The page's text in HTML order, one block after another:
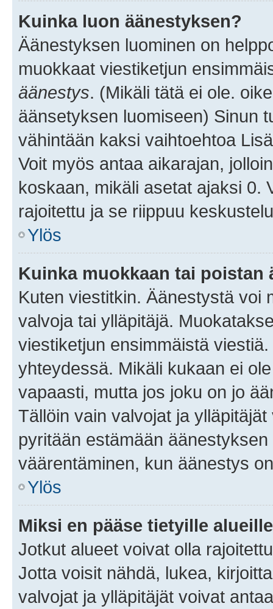
Kuinka luon äänestyksen?
Äänestyksen luominen on
muokkaat viestiketjun
äänestys. (Mikäli tätä ei ole.
äänsetyksen luomiseen) Sinun
vähintään kaksi vaihtoehtoa
Voit myös antaa aikarajan,
koskaan, mikäli asetat ajaksi 0.
rajoitettu ja se riippuu
Ylös
Kuinka muokkaan tai poistan
Kuten viestitkin. Äänestystä voi
valvoja tai ylläpitäjä.
viestiketjun ensimmäistä
yhteydessä. Mikäli kukaan ei
vapaasti, mutta jos joku on jo
Tällöin vain valvojat ja
pyritään estämään
väärentäminen, kun äänestys
Ylös
Miksi en pääse tietyille
Jotkut alueet voivat olla
Jotta voisit nähdä, lukea,
valvojat ja ylläpitäjät voivat